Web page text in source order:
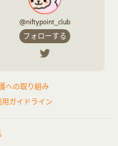
@niftypoint_club
フォローする
への取り組み
ガイドライン